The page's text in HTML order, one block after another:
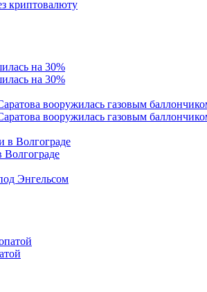
криптовалюту
на 30%
вооружилась газовым
Волгограде
Энгельсом